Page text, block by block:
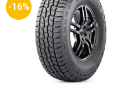
-16%